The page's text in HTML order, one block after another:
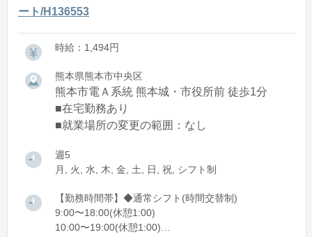
ート/H136553
時給：1,494円
熊本県熊本市中央区
熊本市電Ａ系統 熊本城・市役所前 徒歩1分
■在宅勤務あり
■就業場所の変更の範囲：なし
週5
月, 火, 水, 木, 金, 土, 日, 祝, シフト制
【勤務時間帯】◆通常シフト(時間交替制)
9:00〜18:00(休憩1:00)
10:00〜19:00(休憩1:00)